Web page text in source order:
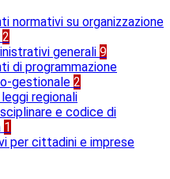
normativi su organizzazione
2
generali 9
di programmazione
gestionale 2
regionali
e codice di
1
per cittadini e imprese